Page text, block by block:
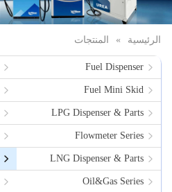
الرئيسية » المنتجات
Fuel Dispenser
Fuel Mini Skid
LPG Dispenser & Parts
Flowmeter Series
LNG Dispenser & Parts
Oil&Gas Series